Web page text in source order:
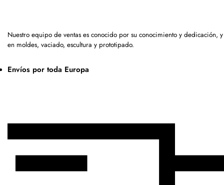
Nuestro equipo de ventas es conocido por su conocimiento y dedicación,
en moldes, vaciado, escultura y prototipado.
Envíos por toda Europa